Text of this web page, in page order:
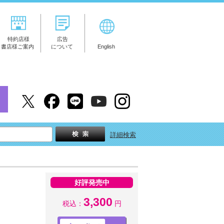
特約店様
書店様ご案内
広告
について
English
詳細検索
好評発売中
税込： 3,300 円